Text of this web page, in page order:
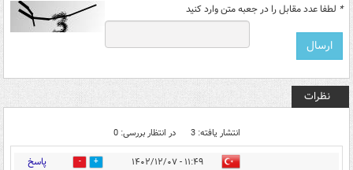
* لطفا عدد مقابل را در جعبه متن وارد کنید
نظرات
انتشار یافته: 3 در انتظار بررسی: 0
۱۱:۴۹ - ۱۴۰۲/۱۲/۰۷ 1 پاسخ